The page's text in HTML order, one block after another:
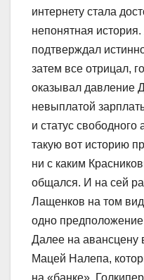
интернету стала
непонятная
подтверждал
затем все отрицал,
оказывал давление
невыплатой
и статус
такую вот историю
ни с каким
общался. И на сей
Лащенков на том
одно
Далее на авансцену
Мацей Налепа,